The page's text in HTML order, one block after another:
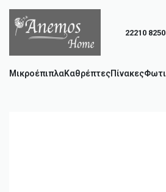
22210
ΜικροέπιπλαΚαθρέπτεςΠίνακες